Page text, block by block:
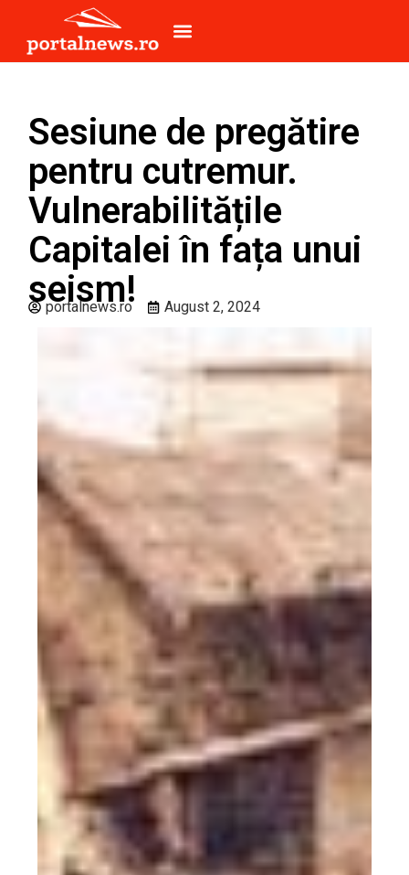
Sesiune de pregătire
pentru cutremur.
Vulnerabilitățile
Capitalei în fața unui
seism!
portalnews.ro August 2, 2024